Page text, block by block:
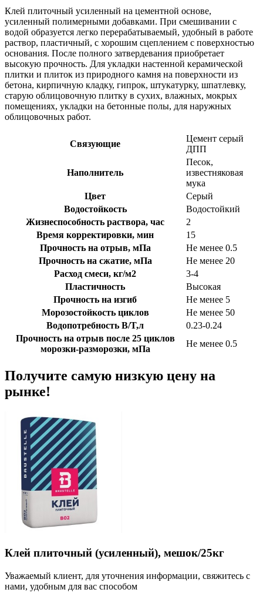
Клей плиточный усиленный на цементной основе,
усиленный полимерными добавками. При смешивании с
водой образуется легко перерабатываемый, удобный в работе
раствор, пластичный, с хорошим сцеплением с поверхностью
основания. После полного затвердевания приобретает
высокую прочность. Для укладки настенной керамической
плитки и плиток из природного камня на поверхности из
бетона, кирпичную кладку, гипрок, штукатурку, шпатлевку,
старую облицовочную плитку в сухих, влажных, мокрых
помещениях, укладки на бетонные полы, для наружных
облицовочных работ.
Связующие
Цемент серый
ДПП
Наполнитель
Песок,
известняковая
мука
Цвет
Серый
Водостойкость
Водостойкий
Жизнеспособность раствора, час
2
Время корректировки, мин
15
Прочность на отрыв, мПа
Не менее 0.5
Прочность на сжатие, мПа
Не менее 20
Расход смеси, кг/м2
3-4
Пластичность
Высокая
Прочность на изгиб
Не менее 5
Морозостойкость циклов
Не менее 50
Водопотребность В/T,л
0.23-0.24
Прочность на отрыв после 25 циклов
морозки-разморозки, мПа
Не менее 0.5
Получите самую низкую цену на
рынке!
Клей плиточный (усиленный), мешок/25кг
Уважаемый клиент, для уточнения информации, свяжитесь с
нами, удобным для вас способом